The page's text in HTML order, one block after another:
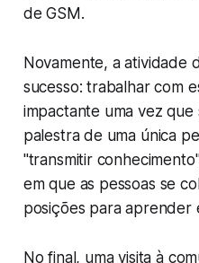
de GSM.
Novamente, a atividade
sucesso: trabalhar com
impactante uma vez
palestra de uma única
"transmitir
em que as pessoas se
posições para aprender
No final, uma visita à